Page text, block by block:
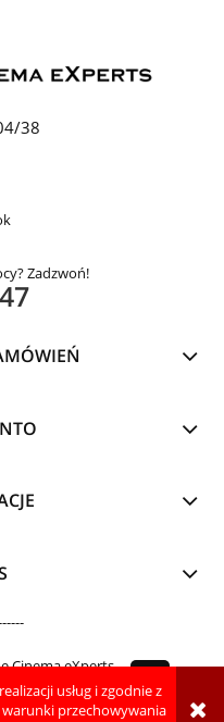
usług i zgodnie z
przechowywania
38
Zadzwoń!
Cinema eXperts
strony